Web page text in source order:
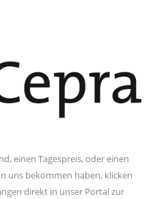
einen Tagespreis, oder einen
uns bekommen haben, klicken
direkt in unser Portal zur